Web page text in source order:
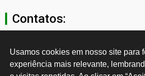
Contatos:
11 3874-0040
Usamos cookies em nosso site para
experiência mais relevante,